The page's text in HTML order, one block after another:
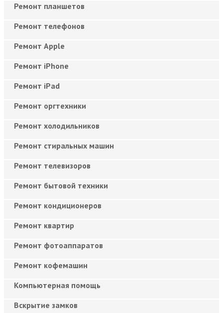
Ремонт планшетов
Ремонт телефонов
Ремонт Apple
Ремонт iPhone
Ремонт iPad
Ремонт оргтехники
Ремонт холодильников
Ремонт стиральных машин
Ремонт телевизоров
Ремонт бытовой техники
Ремонт кондиционеров
Ремонт квартир
Ремонт фотоаппаратов
Ремонт кофемашин
Компьютерная помощь
Вскрытие замков